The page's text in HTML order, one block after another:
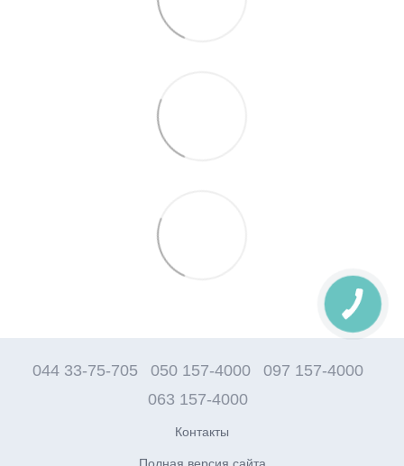
044 33-75-705 050 157-4000
097 157-4000
063 157-4000
Контакты